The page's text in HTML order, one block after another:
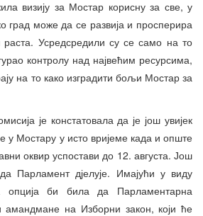
визију за Мостар корисну за све, у
град може да се развија и просперира
раста. Усредсредили су се само на то
контролу над највећим ресурсима,
на то како изградити бољи Мостар за
је констатовала да је још увијек
у Мостару у исто вријеме када и опште
оквир успостави до 12. августа. Још
Парламент дјелује. Имајући у виду
опција би била да Парламентарна
амандмане на Изборни закон, који ће